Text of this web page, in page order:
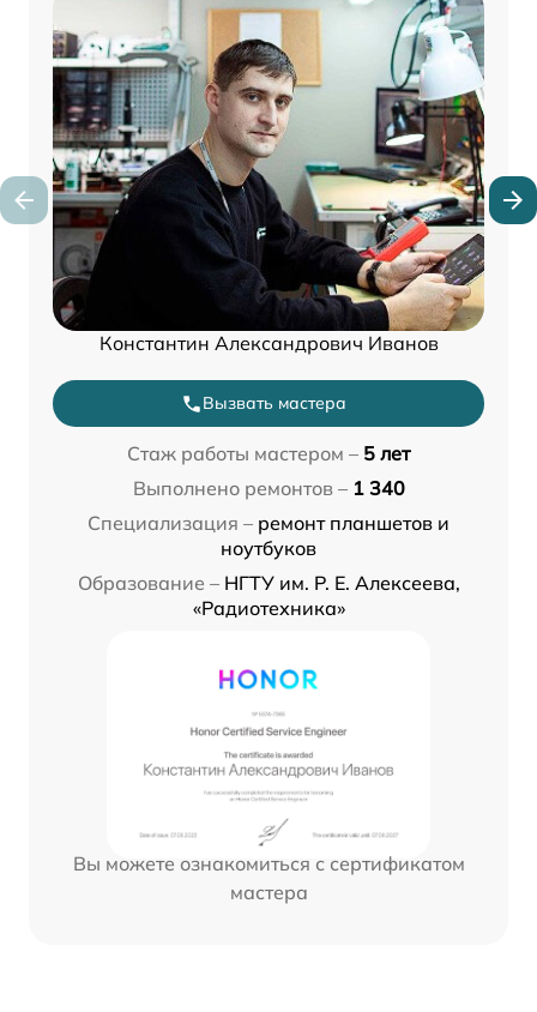
Константин Александрович Иванов
Вызвать мастера
Стаж работы мастером – 5 лет
Выполнено ремонтов – 1 340
Специализация – ремонт планшетов и
ноутбуков
Образование – НГТУ им. Р. Е. Алексеева,
«Радиотехника»
Вы можете ознакомиться с сертификатом
мастера